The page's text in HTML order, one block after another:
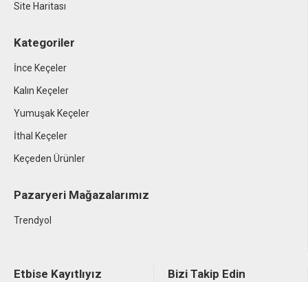
Site Haritası
Kategoriler
İnce Keçeler
Kalın Keçeler
Yumuşak Keçeler
İthal Keçeler
Keçeden Ürünler
Pazaryeri Mağazalarımız
Trendyol
Etbise Kayıtlıyız Bizi Takip Edin